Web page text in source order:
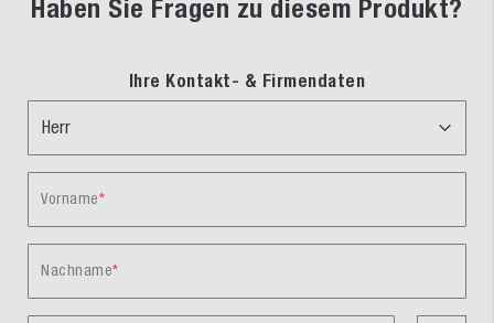
Haben Sie Fragen zu diesem Produkt?
Ihre Kontakt- & Firmendaten
Vorname
Nachname